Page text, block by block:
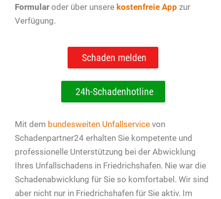
Formular oder über unsere kostenfreie App zur
Verfügung.
Schaden melden
24h-Schadenhotline
Mit dem bundesweiten Unfallservice von
Schadenpartner24 erhalten Sie kompetente und
professionelle Unterstützung bei der Abwicklung
Ihres Unfallschadens in Friedrichshafen. Nie war die
Schadenabwicklung für Sie so komfortabel. Wir sind
aber nicht nur in Friedrichshafen für Sie aktiv. Im